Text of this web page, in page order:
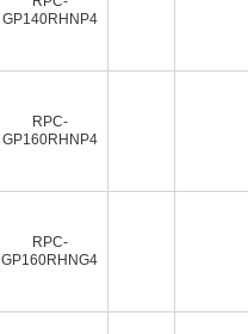
GP140RHNP4
RPC-
GP160RHNP4
RPC-
GP160RHNG4